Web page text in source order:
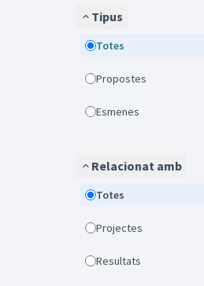
Tipus
Totes
Propostes
Esmenes
Relacionat amb
Totes
Projectes
Resultats